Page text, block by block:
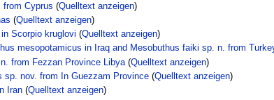
from Cyprus (Quelltext anzeigen)
(Quelltext anzeigen)
Scorpio kruglovi (Quelltext anzeigen)
mesopotamicus in Iraq and Mesobuthus faiki sp. n. from
from Fezzan Province Libya(Quelltext anzeigen)
sp. nov. from In Guezzam Province(Quelltext anzeigen)
Iran(Quelltext anzeigen)